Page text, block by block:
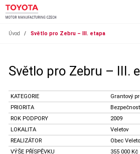
Úvod / Světlo pro Zebru – III. etapa
Světlo pro Zebru – III.
KATEGORIE
Grantový
PRIORITA
Bezpečnost
ROK PODPORY
2009
LOKALITA
Veletov
REALIZÁTOR
Obec
VÝŠE PŘÍSPĚVKU
355 000 Kč